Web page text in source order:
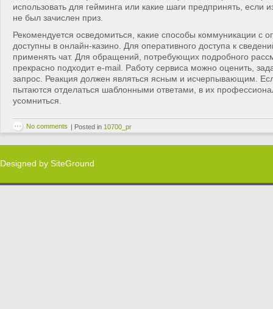
использовать для гейминга или какие шаги предпринять, если
не был зачислен приз.
Рекомендуется осведомиться, какие способы коммуникации с
доступны в онлайн-казино. Для оперативного доступа к
применять чат. Для обращений, потребующих подробного
прекрасно подходит e-mail. Работу сервиса можно оценить,
запрос. Реакция должен являться ясным и исчерпывающим.
пытаются отделаться шаблонными ответами, в их
усомниться.
No comments | Posted in 10700_pr
Designed by SiteGround